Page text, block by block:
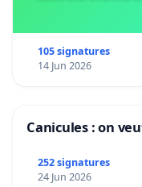
105 signatures
14 Jun 2026
Canicules : on
252 signatures
24 Jun 2026